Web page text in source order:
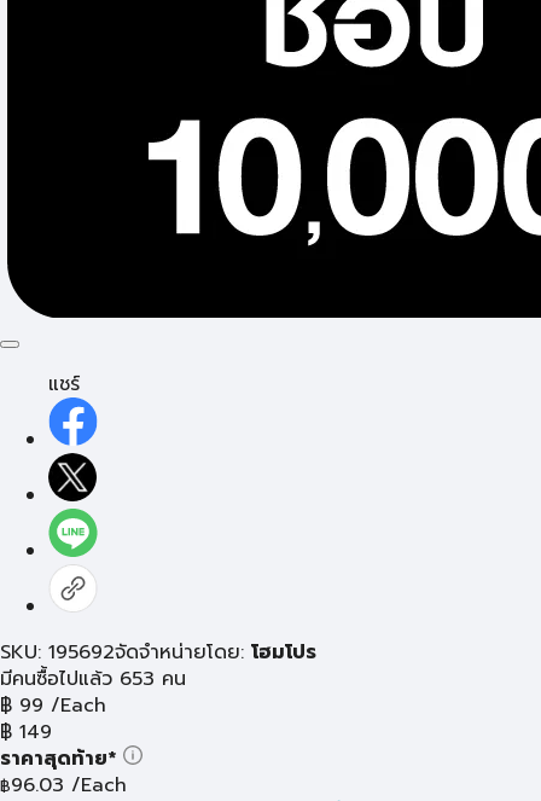
แชร์
SKU: 195692จัดจำหน่ายโดย: โฮมโปร
มีคนซื้อไปแล้ว 653 คน
฿ 99 /Each
฿ 149
ราคาสุดท้าย*
฿96.03 /Each